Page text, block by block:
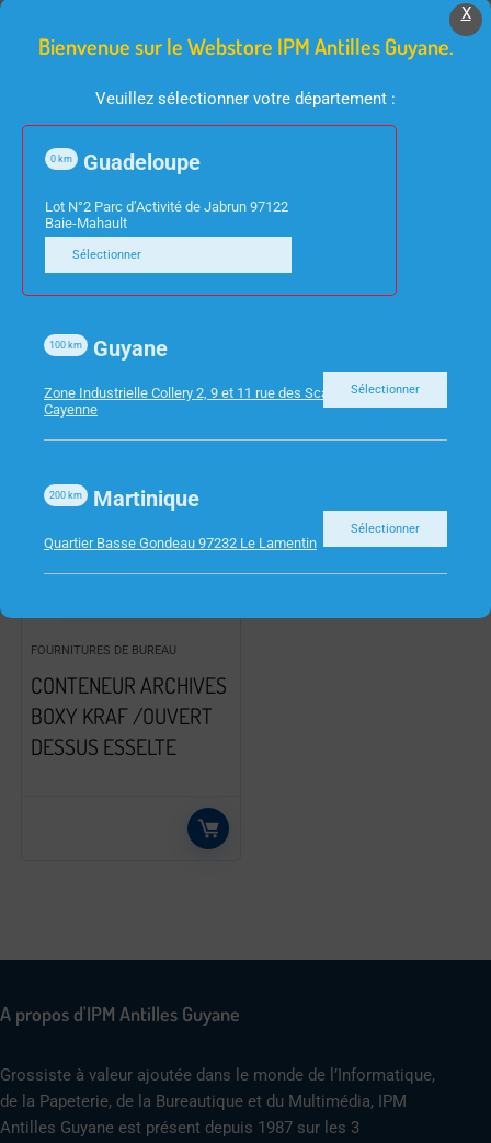
FOURNITURES DE BUREAU
STYLO BL BIC 4
COULEURS
FOURNITURES DE BUREAU
CHEMISES ROCK’S 210G
ROUGE TURC EXA PQT
100 210012E
FOURNITURES DE BUREAU
CONTENEUR ARCHIVES
BOXY KRAF /OUVERT
DESSUS ESSELTE
A propos d'IPM Antilles Guyane
Grossiste à valeur ajoutée dans le monde de l’Informatique,
de la Papeterie, de la Bureautique et du Multimédia, IPM
Antilles Guyane est présent depuis 1987 sur les 3
X
Bienvenue sur le Webstore IPM Antilles Guyane.
Veuillez sélectionner votre département :
Guadeloupe
0 km
Lot N°2 Parc d’Activité de Jabrun 97122
Baie-Mahault
Sélectionner
Guyane
100 km
Zone Industrielle Collery 2, 9 et 11 rue des Scarabees 97300
Cayenne
Sélectionner
Martinique
200 km
Quartier Basse Gondeau 97232 Le Lamentin
Sélectionner